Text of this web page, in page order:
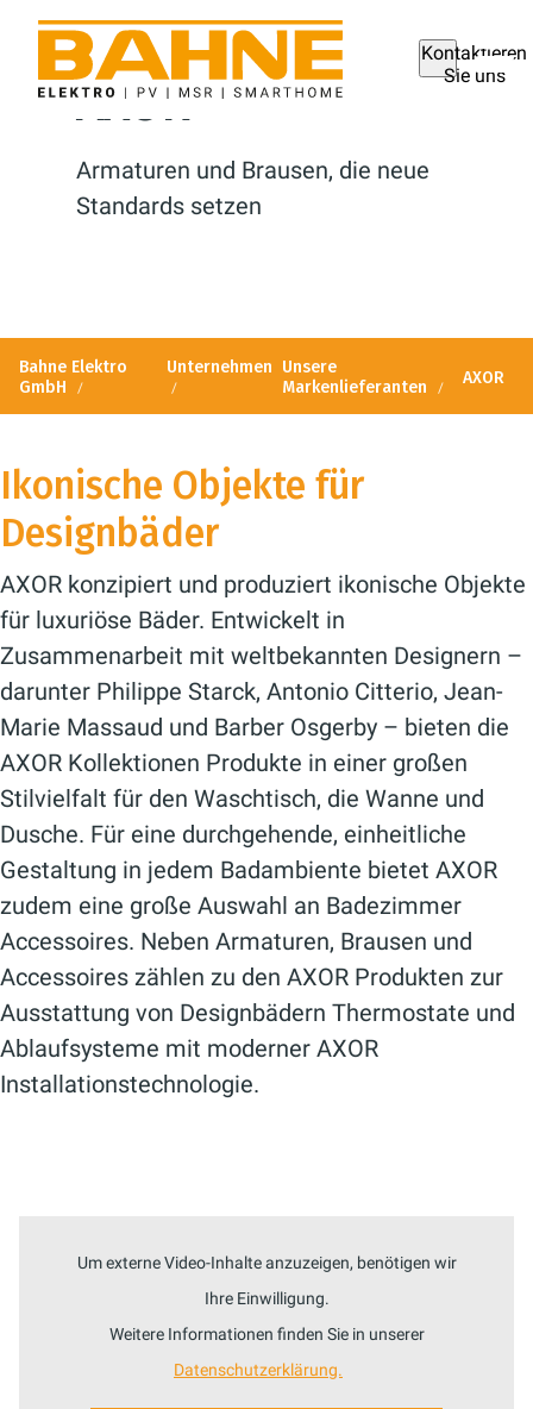
Kontaktieren
Sie uns
AXOR
Armaturen und Brausen, die neue
Standards setzen
Bahne Elektro
GmbH
Unternehmen Unsere
Markenlieferanten
AXOR
Ikonische Objekte für
Designbäder
AXOR konzipiert und produziert ikonische Objekte
für luxuriöse Bäder. Entwickelt in
Zusammenarbeit mit weltbekannten Designern –
darunter Philippe Starck, Antonio Citterio, Jean-
Marie Massaud und Barber Osgerby – bieten die
AXOR Kollektionen Produkte in einer großen
Stilvielfalt für den Waschtisch, die Wanne und
Dusche. Für eine durchgehende, einheitliche
Gestaltung in jedem Badambiente bietet AXOR
zudem eine große Auswahl an Badezimmer
Accessoires. Neben Armaturen, Brausen und
Accessoires zählen zu den AXOR Produkten zur
Ausstattung von Designbädern Thermostate und
Ablaufsysteme mit moderner AXOR
Installationstechnologie.
Um externe Video-Inhalte anzuzeigen, benötigen wir
Ihre Einwilligung.
Weitere Informationen finden Sie in unserer
Datenschutzerklärung.